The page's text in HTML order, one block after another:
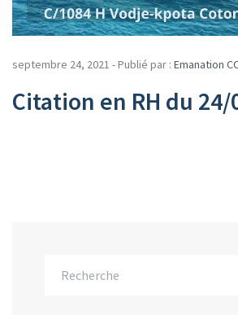
septembre 24, 2021 - Publié par : Emanation
Citation en RH du 24/